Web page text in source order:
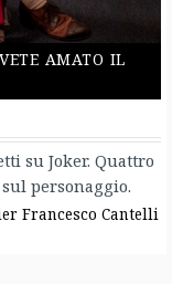
amato il
su Joker. Quattro
personaggio.
Francesco Cantelli